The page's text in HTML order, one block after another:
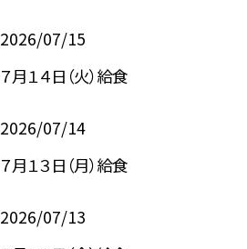
2026/07/15
７月１４日（火）給食
2026/07/14
７月１３日（月）給食
2026/07/13